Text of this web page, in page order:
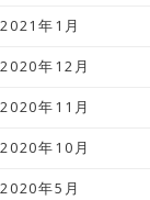
2021年1月
2020年12月
2020年11月
2020年10月
2020年5月